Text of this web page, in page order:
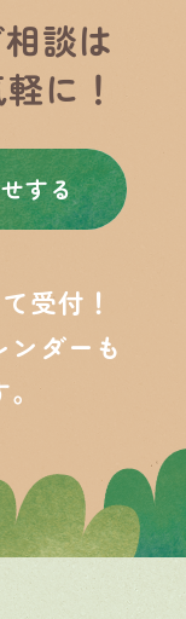
談は
に！
する
受付！
ダーも
。